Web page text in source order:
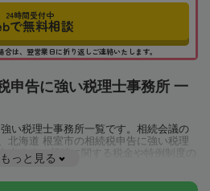
24時間受付中
で無料相談
は、翌営業日に折り返しご連絡いたします。
申告に強い税理士事務所 一
い税理士事務所一覧です。相続会議の
北海道 根室市の相続税申告に強い税理
来ます。相続に関する税金や特例制度の
してみましょう。
もっと見る